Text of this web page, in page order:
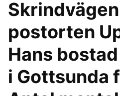
postorten
Hans
i Gottsunda